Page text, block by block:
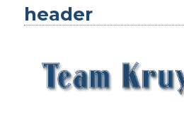
header